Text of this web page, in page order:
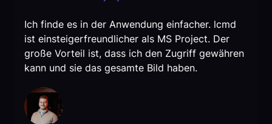
Ich finde es in der Anwendung einfacher. lcmd
ist einsteigerfreundlicher als MS Project. Der
große Vorteil ist, dass ich den Zugriff gewähren
kann und sie das gesamte Bild haben.